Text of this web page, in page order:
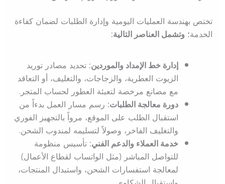
تختص بهندسة العمليات اليومية وإدارة الطلبات لضمان كفاءة
الخدمة؛ وتشمل العناصر التالية:
إدارة خط الإمداد والموردين:تحديد مصادر توريد
الزيوت العطرية، والزجاجات، والتغليف، أو التعاقد
مع مصانع مرخصة لتعبئة العطور لحساب المتجر.
دورة معالجة الطلبات:رسم مسار العمل بدءاً من
استقبال الطلب على الموقع، مرواً بالتجهيز الفوري
والتغليف الفاخر، وصولاً لتسليمه لمندوب الشحن.
خدمة العملاء والدعم الفني:تأسيس منظومة
للتواصل المباشر (مثل الواتساب لقطاع الأعمال)
لمعالجة استفسارات الشحن، واستبدال المنتجات،